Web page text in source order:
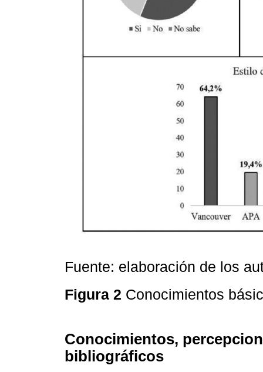
Fuente: elaboración de los
Figura 2 Conocimientos
Conocimientos,
bibliográficos